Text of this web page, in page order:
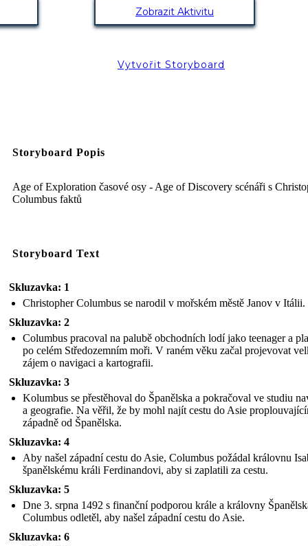
Sat
Zobrazit Aktivitu
Vytvořit Storyboard
Storyboard Popis
Age of Exploration časové osy - Age of Discovery scénáři s
Columbus faktů
Storyboard Text
Skluzavka: 1
Christopher Columbus se narodil v mořském městě Janov v Itálii.
Skluzavka: 2
Columbus pracoval na palubě obchodních lodí jako teenager a
po celém Středozemním moři. V raném věku začal projevovat
zájem o navigaci a kartografii.
Skluzavka: 3
Kolumbus se přestěhoval do Španělska a pokračoval ve studiu
a geografie. Na věřil, že by mohl najít cestu do Asie
západně od Španělska.
Skluzavka: 4
Aby našel západní cestu do Asie, Columbus požádal královnu
španělskému králi Ferdinandovi, aby si zaplatili za cestu.
Skluzavka: 5
Dne 3. srpna 1492 s finanční podporou krále a královny
Columbus odletěl, aby našel západní cestu do Asie.
Skluzavka: 6